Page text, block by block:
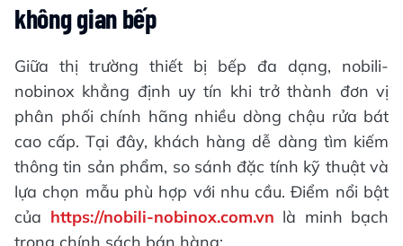
không gian bếp
Giữa thị trường thiết bị bếp đa dạng, nobili-
nobinox khẳng định uy tín khi trở thành đơn vị
phân phối chính hãng nhiều dòng chậu rửa bát
cao cấp. Tại đây, khách hàng dễ dàng tìm kiếm
thông tin sản phẩm, so sánh đặc tính kỹ thuật và
lựa chọn mẫu phù hợp với nhu cầu. Điểm nổi bật
của https://nobili-nobinox.com.vn là minh bạch
trong chính sách bán hàng: